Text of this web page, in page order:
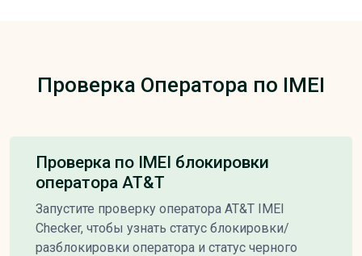
Проверка Оператора по IMEI
Проверка по IMEI блокировки
оператора AT&T
Запустите проверку оператора AT&T IMEI
Checker, чтобы узнать статус блокировки/
разблокировки оператора и статус черного